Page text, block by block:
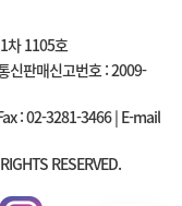
차 1105호
신판매신고번호 : 2009-
: 02-3281-3466 | E-mail
RESERVED.